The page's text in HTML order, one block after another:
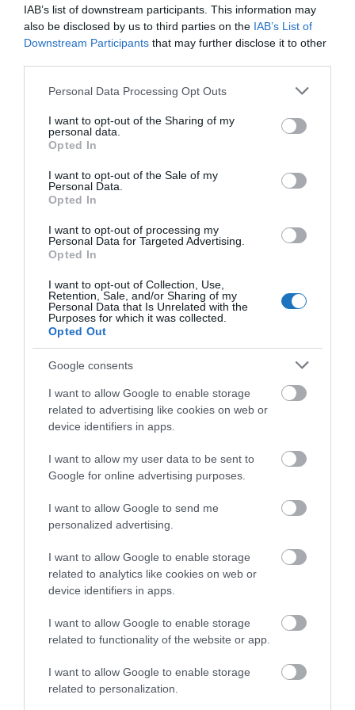
IAB’s list of downstream participants. This information may
also be disclosed by us to third parties on the IAB’s List of
Downstream Participants that may further disclose it to other
Please note that this website/app uses one or more Google
not limited to your visit or usage behaviour. You may click to
grant or deny consent to Google and its third-party tags to
use your data for below specified purposes in below Google
consent section.
Personal Data Processing Opt Outs
I want to opt-out of the Sharing of my
personal data.
Opted In
I want to opt-out of the Sale of my
Personal Data.
Opted In
I want to opt-out of processing my
Personal Data for Targeted Advertising.
Opted In
I want to opt-out of Collection, Use,
Retention, Sale, and/or Sharing of my
Personal Data that Is Unrelated with the
Purposes for which it was collected.
Opted Out
Google consents
I want to allow Google to enable storage
related to advertising like cookies on web or
device identifiers in apps.
I want to allow my user data to be sent to
Google for online advertising purposes.
I want to allow Google to send me
personalized advertising.
I want to allow Google to enable storage
related to analytics like cookies on web or
device identifiers in apps.
I want to allow Google to enable storage
related to functionality of the website or app.
I want to allow Google to enable storage
related to personalization.
ÍGY MÉG SOSEM LÁTHATTUK A BUDAI VÁR
ÚJJÁSZÜLETETT ÉPÜLETEIT
Versenydrónnal készítettek bámulatos felvételeket a
Budavári Palotanegyed megújulásának aktuális
állapotáról!
OLVASS TOVÁBB
"Az ember, aki a tengert nézi, szerelemtől